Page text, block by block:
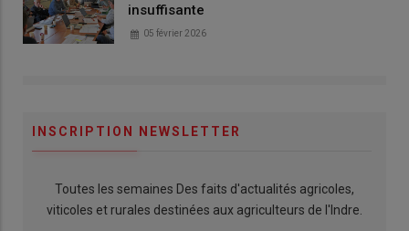
insuffisante
05 février 2026
INSCRIPTION NEWSLETTER
Toutes les semaines Des faits d'actualités agricoles,
viticoles et rurales destinées aux agriculteurs de l'Indre.